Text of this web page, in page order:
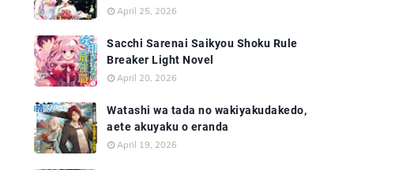
April 25, 2026
Sacchi Sarenai Saikyou Shoku Rule
Breaker Light Novel
April 20, 2026
Watashi wa tada no wakiyakudakedo,
aete akuyaku o eranda
April 19, 2026